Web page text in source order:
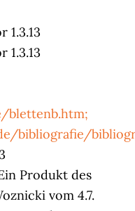
blettenb.htm;
bibliografie/
Produkt des
vom 4.7.